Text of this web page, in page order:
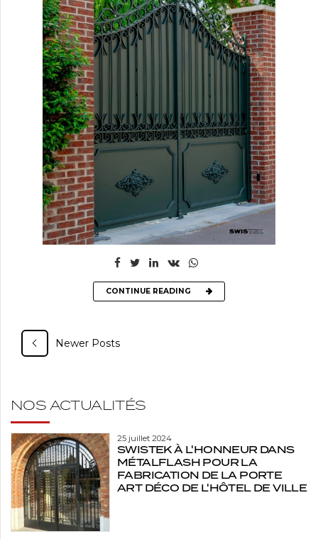
CONTINUE READING
Newer Posts
NOS ACTUALITÉS
25 juillet 2024
SWISTEK À L'HONNEUR DANS
MÉTALFLASH POUR LA
FABRICATION DE LA PORTE
ART DÉCO DE L'HÔTEL DE VILLE